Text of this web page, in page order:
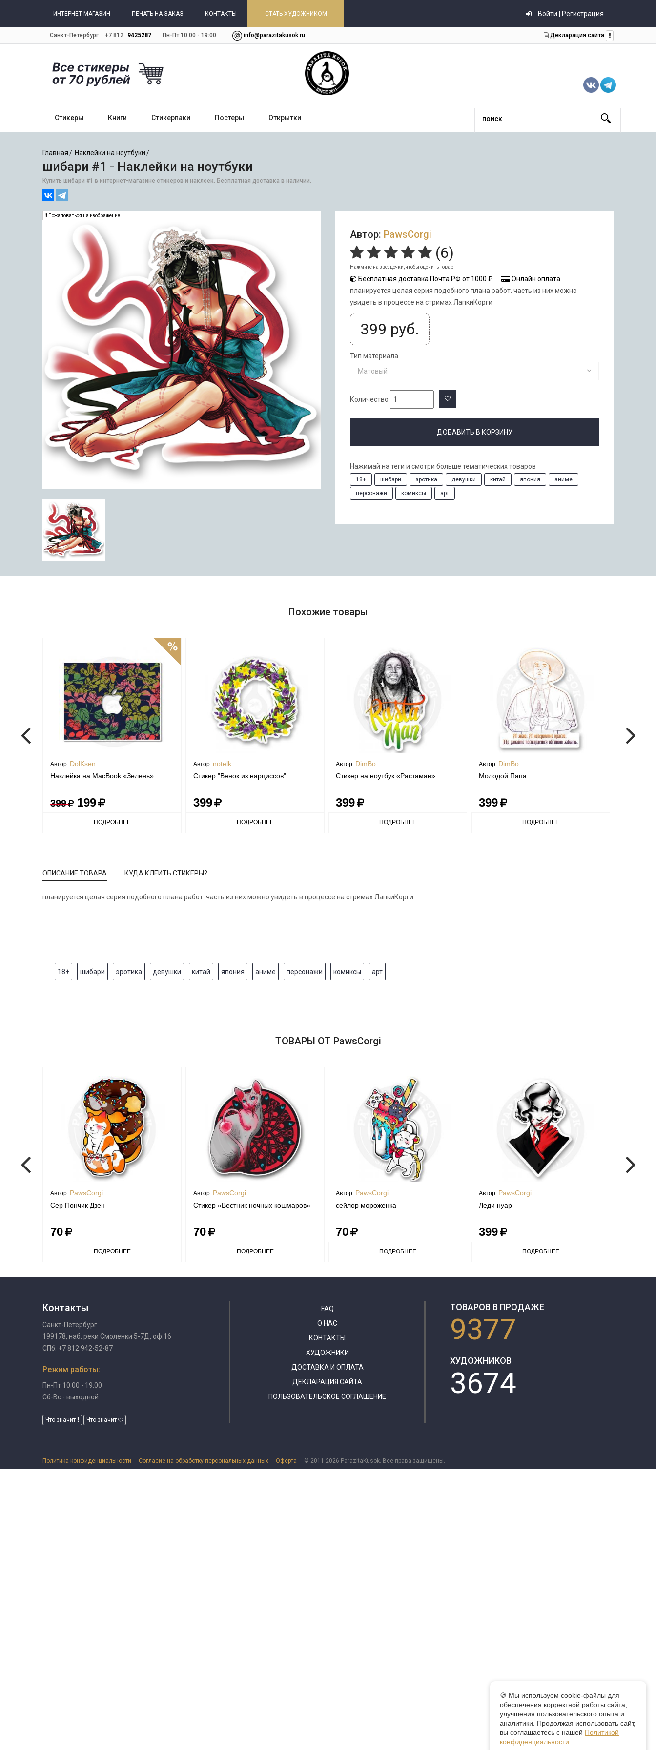
ИНТЕРНЕТ-МАГАЗИН ПЕЧАТЬ НА ЗАКАЗ КОНТАКТЫ СТАТЬ ХУДОЖНИКОМ Войти | Регистрация
Санкт-Петербург +7 812 9425287 Пн-Пт 10:00 - 19:00 info@parazitakusok.ru Декларация сайта
Стикеры Книги Стикерпаки Постеры Открытки
Главная Наклейки на ноутбуки
шибари #1 - Наклейки на ноутбуки
Купить шибари #1 в интернет-магазине стикеров и наклеек. Бесплатная доставка в наличии.
Пожаловаться на изображение
Автор: PawsCorgi
(6)
Нажмите на звездочки, чтобы оценить товар
Бесплатная доставка Почта РФ от 1000 ₽
Онлайн оплата
планируется целая серия подобного плана работ. часть из них можно
увидеть в процессе на стримах ЛапкиКорги
399 руб.
Тип материала
Матовый
Количество
ДОБАВИТЬ В КОРЗИНУ
Нажимай на теги и смотри больше тематических товаров
18+ шибари эротика девушки китай япония
аниме
персонажи
комиксы арт
Похожие товары
Автор: DolKsen
Наклейка на MacBook «Зелень»
399 199
ПОДРОБНЕЕ
Автор: notelk
Стикер "Венок из нарциссов"
399
ПОДРОБНЕЕ
Автор: DimBo
Стикер на ноутбук «Растаман»
399
ПОДРОБНЕЕ
Автор: DimBo
Молодой Папа
399
ПОДРОБНЕЕ
ОПИСАНИЕ ТОВАРА КУДА КЛЕИТЬ СТИКЕРЫ?
планируется целая серия подобного плана работ. часть из них можно увидеть в процессе на стримах ЛапкиКорги
18+ шибари эротика девушки китай япония аниме персонажи комиксы арт
ТОВАРЫ ОТ PawsCorgi
Автор: PawsCorgi
Сер Пончик Дзен
70
ПОДРОБНЕЕ
Автор: PawsCorgi
Стикер «Вестник ночных кошмаров»
70
ПОДРОБНЕЕ
Автор: PawsCorgi
сейлор мороженка
70
ПОДРОБНЕЕ
Автор: PawsCorgi
Леди нуар
399
ПОДРОБНЕЕ
Контакты
Санкт-Петербург
199178, наб. реки Смоленки 5-7Д, оф.16
СПб: +7 812 942-52-87
Режим работы:
Пн-Пт 10:00 - 19:00
Сб-Вс - выходной
Что значит Что значит
FAQ
О НАС
КОНТАКТЫ
ХУДОЖНИКИ
ДОСТАВКА И ОПЛАТА
ДЕКЛАРАЦИЯ САЙТА
ПОЛЬЗОВАТЕЛЬСКОЕ СОГЛАШЕНИЕ
ТОВАРОВ В ПРОДАЖЕ
9377
ХУДОЖНИКОВ
3674
🍪 Мы используем cookie-файлы для
обеспечения корректной работы сайта,
улучшения пользовательского опыта и
аналитики. Продолжая использовать сайт,
вы соглашаетесь с нашей Политикой
конфиденциальности
Политика конфиденциальности Согласие на обработку персональных данных Оферта © 2011-2026 ParazitaKusok. Все права защищены.